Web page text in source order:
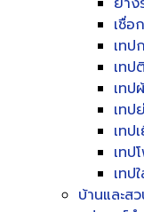
เชื่อก
เทป
เทป
เทป
เทป
เทป
เทป
เทป
บ้านและส